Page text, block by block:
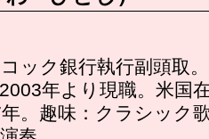
ック銀行執行副頭取
年より現職。米国
。趣味：クラシック